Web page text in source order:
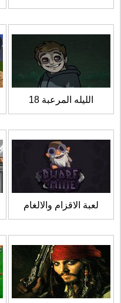
الليله المرعبة 18
لعبة الاقزام والالغام